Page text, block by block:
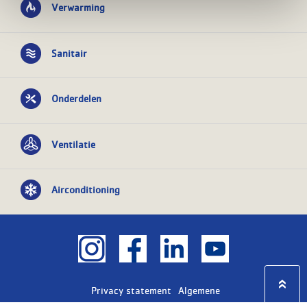
Verwarming
Sanitair
Onderdelen
Ventilatie
Airconditioning
Privacy statement
Algemene